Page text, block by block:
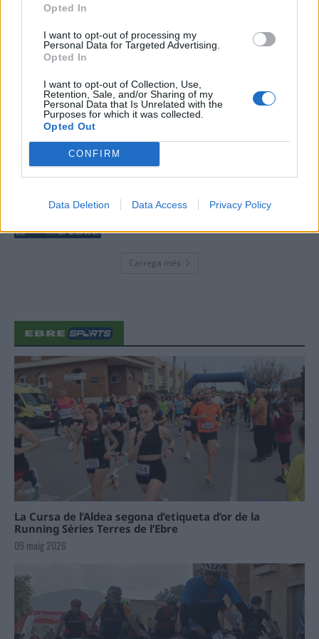
Opted In
I want to opt-out of processing my
Personal Data for Targeted Advertising.
Opted In
I want to opt-out of Collection, Use,
Retention, Sale, and/or Sharing of my
Personal Data that Is Unrelated with the
Purposes for which it was collected.
Opted Out
CONFIRM
Data Deletion Data Access Privacy Policy
per a gaudir de les Festes Majors
d’Amposta”
Blaumut lidera el cartell musical de les
Festes
30 de juliol de 2026
Carrega més
La Cursa de l’Aldea segona d’etiqueta d’or de la
Running Sèries Terres de l’Ebre
09 maig 2026